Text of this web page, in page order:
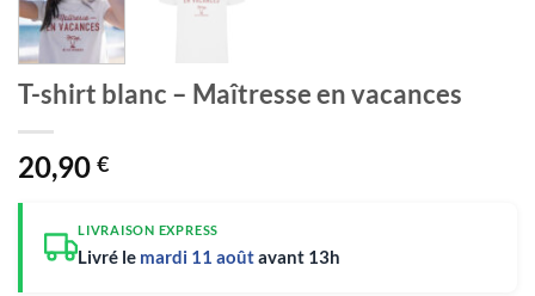
T-shirt blanc – Maîtresse en vacances
20,90 €
LIVRAISON EXPRESS
Livré le mardi 11 aoûtavant 13h